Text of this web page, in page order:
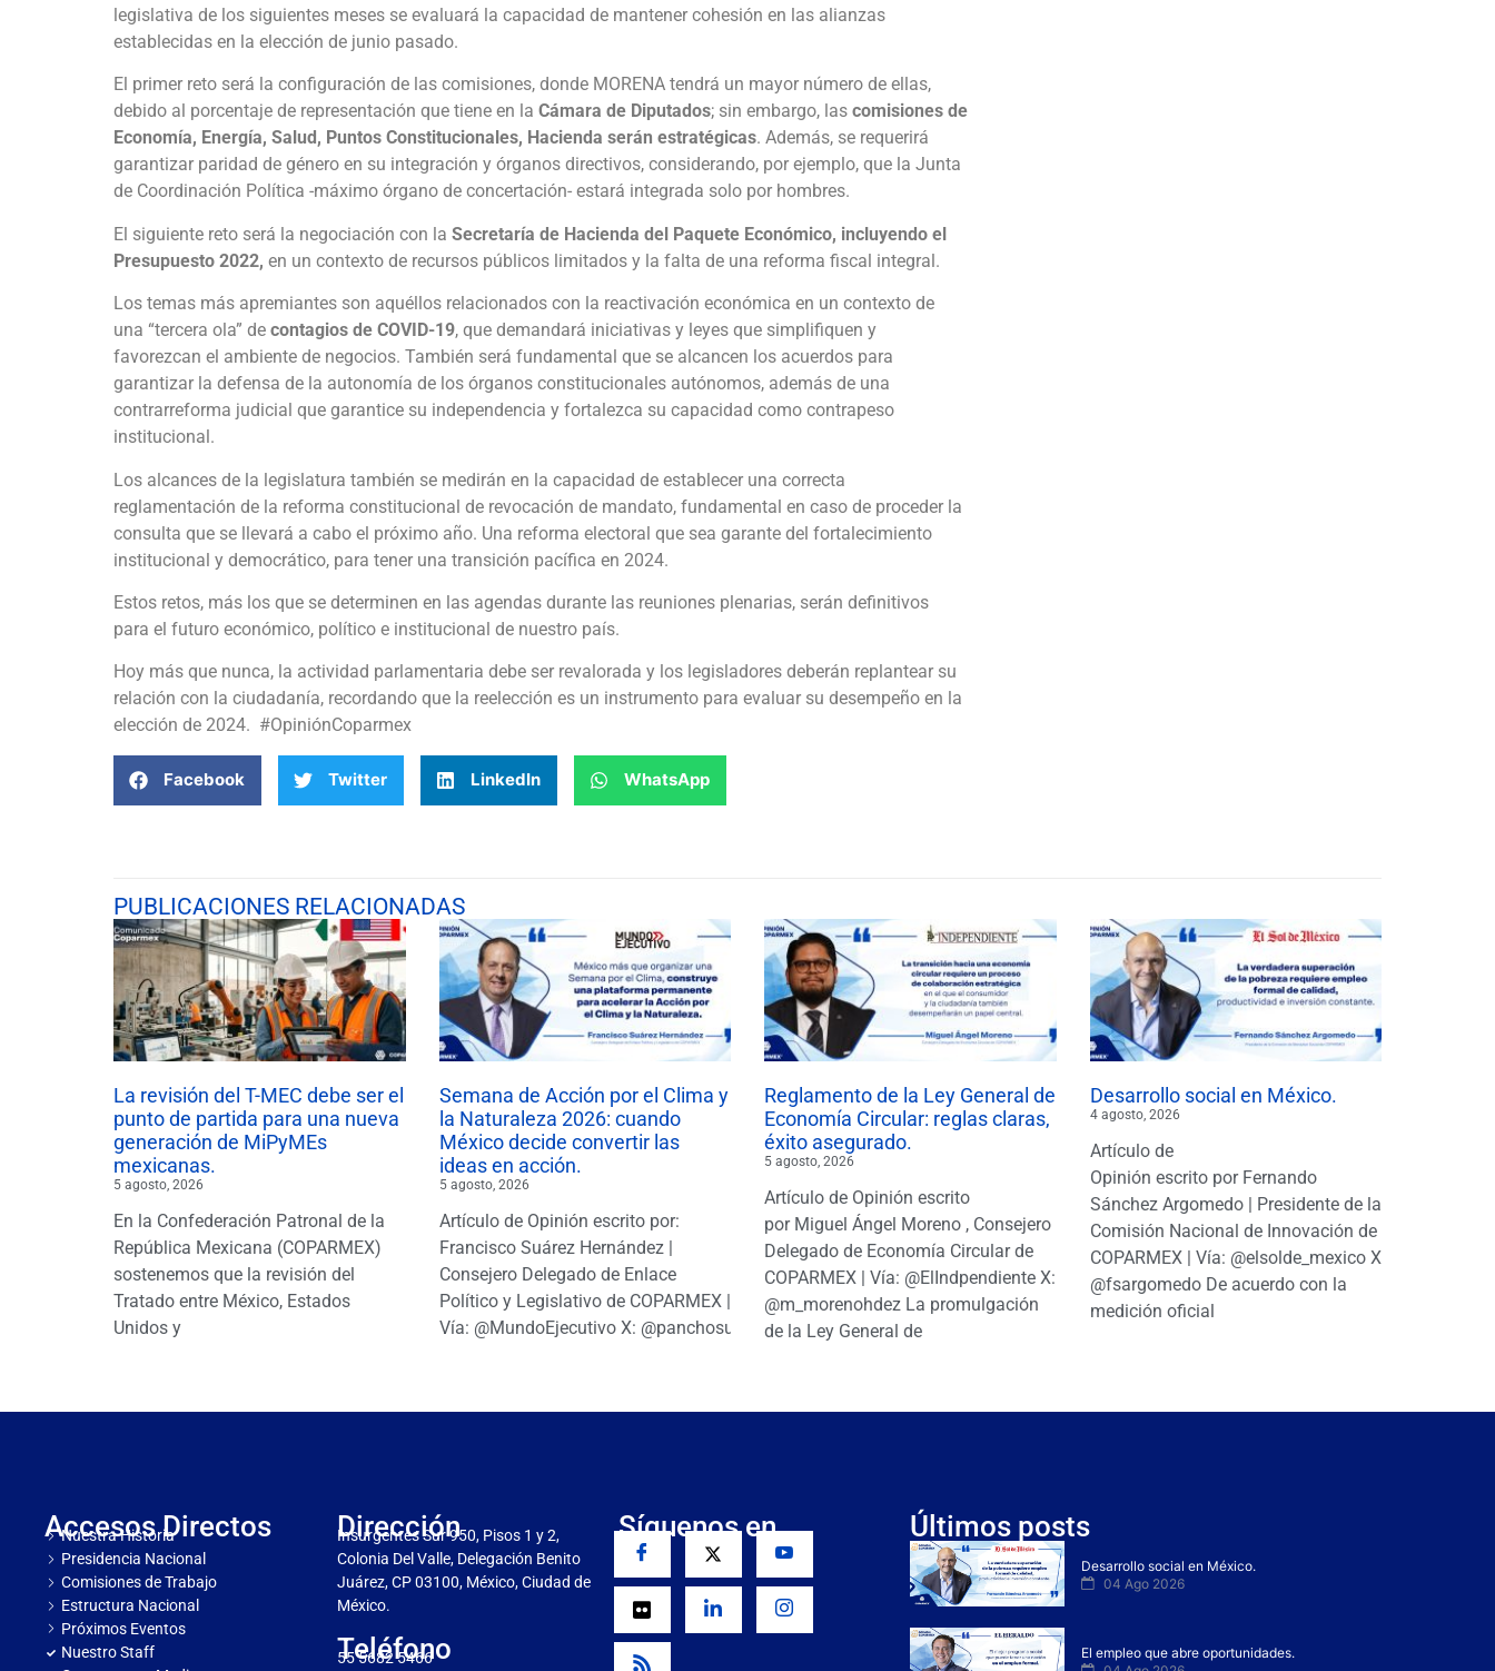
legislativa de los siguientes meses se evaluará la capacidad de mantener cohesión en las alianzas
establecidas en la elección de junio pasado.
El primer reto será la configuración de las comisiones, donde MORENA tendrá un mayor número de ellas,
debido al porcentaje de representación que tiene en la Cámara de Diputados; sin embargo, las comisiones de
Economía, Energía, Salud, Puntos Constitucionales, Hacienda serán estratégicas. Además, se requerirá
garantizar paridad de género en su integración y órganos directivos, considerando, por ejemplo, que la Junta
de Coordinación Política -máximo órgano de concertación- estará integrada solo por hombres.
El siguiente reto será la negociación con la Secretaría de Hacienda del Paquete Económico, incluyendo el
Presupuesto 2022, en un contexto de recursos públicos limitados y la falta de una reforma fiscal integral.
Los temas más apremiantes son aquéllos relacionados con la reactivación económica en un contexto de
una “tercera ola” de contagios de COVID-19, que demandará iniciativas y leyes que simplifiquen y
favorezcan el ambiente de negocios. También será fundamental que se alcancen los acuerdos para
garantizar la defensa de la autonomía de los órganos constitucionales autónomos, además de una
contrarreforma judicial que garantice su independencia y fortalezca su capacidad como contrapeso
institucional.
Los alcances de la legislatura también se medirán en la capacidad de establecer una correcta
reglamentación de la reforma constitucional de revocación de mandato, fundamental en caso de proceder la
consulta que se llevará a cabo el próximo año. Una reforma electoral que sea garante del fortalecimiento
institucional y democrático, para tener una transición pacífica en 2024.
Estos retos, más los que se determinen en las agendas durante las reuniones plenarias, serán definitivos
para el futuro económico, político e institucional de nuestro país.
Hoy más que nunca, la actividad parlamentaria debe ser revalorada y los legisladores deberán replantear su
relación con la ciudadanía, recordando que la reelección es un instrumento para evaluar su desempeño en la
elección de 2024. #OpiniónCoparmex
Facebook Twitter LinkedIn WhatsApp
PUBLICACIONES RELACIONADAS
La revisión del T-MEC debe ser el
punto de partida para una nueva
generación de MiPyMEs
mexicanas.
5 agosto, 2026
En la Confederación Patronal de la
República Mexicana (COPARMEX)
sostenemos que la revisión del
Tratado entre México, Estados
Unidos y
Semana de Acción por el Clima y
la Naturaleza 2026: cuando
México decide convertir las
ideas en acción.
5 agosto, 2026
Artículo de Opinión escrito por:
Francisco Suárez Hernández |
Consejero Delegado de Enlace
Político y Legislativo de COPARMEX |
Vía: @MundoEjecutivo X: @panchosuarezh
Reglamento de la Ley General de
Economía Circular: reglas claras,
éxito asegurado.
5 agosto, 2026
Artículo de Opinión escrito
por Miguel Ángel Moreno , Consejero
Delegado de Economía Circular de
COPARMEX | Vía: @ElIndpendiente X:
@m_morenohdez La promulgación
de la Ley General de
Desarrollo social en México.
4 agosto, 2026
Artículo de
Opinión escrito por Fernando
Sánchez Argomedo | Presidente de la
Comisión Nacional de Innovación de
COPARMEX | Vía: @elsolde_mexico X:
@fsargomedo De acuerdo con la
medición oficial
Accesos Directos
Nuestra Historia
Presidencia Nacional
Comisiones de Trabajo
Estructura Nacional
Próximos Eventos
Nuestro Staff
Dirección
Insurgentes Sur 950, Pisos 1 y 2,
Colonia Del Valle, Delegación Benito
Juárez, CP 03100, México, Ciudad de
México.
Teléfono
55 5682 5466
Síguenos en Últimos posts
Desarrollo social en México.
04 Ago 2026
El empleo que abre oportunidades.